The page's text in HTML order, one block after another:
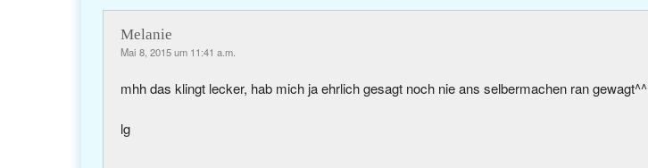
Melanie
Mai 8, 2015 um 11:41 a.m.
mhh das klingt lecker, hab mich ja ehrlich gesagt noch nie ans selbermachen ran gewagt^^
lg